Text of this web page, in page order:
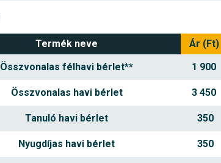
Termék neve
Ár (Ft)
Összvonalas félhavi bérlet**
1 900
Összvonalas havi bérlet 3 450
Tanuló havi bérlet 350
Nyugdíjas havi bérlet 350